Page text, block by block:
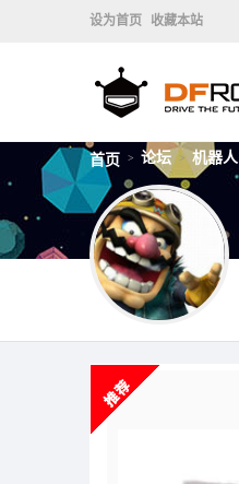
设为首页 收藏本站
首页 > 论坛 > 机器人